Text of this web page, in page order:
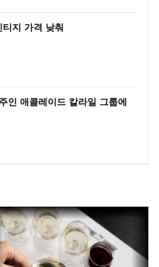
지 가격 낮춰
인 애콜레이드 칼라일 그룹에